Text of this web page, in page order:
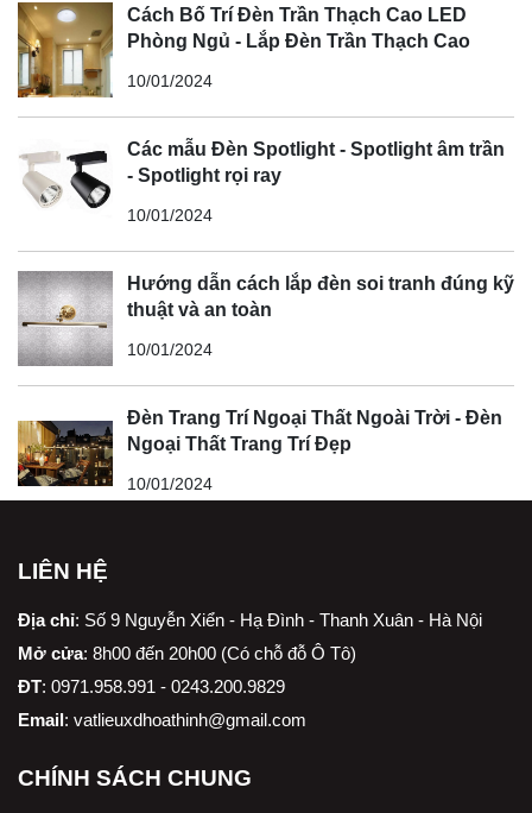
Cách Bố Trí Đèn Trần Thạch Cao LED
Phòng Ngủ - Lắp Đèn Trần Thạch Cao
10/01/2024
Các mẫu Đèn Spotlight - Spotlight âm trần
- Spotlight rọi ray
10/01/2024
Hướng dẫn cách lắp đèn soi tranh đúng kỹ
thuật và an toàn
10/01/2024
Đèn Trang Trí Ngoại Thất Ngoài Trời - Đèn
Ngoại Thất Trang Trí Đẹp
10/01/2024
LIÊN HỆ
Địa chỉ: Số 9 Nguyễn Xiển - Hạ Đình - Thanh Xuân - Hà Nội
Mở cửa: 8h00 đến 20h00 (Có chỗ đỗ Ô Tô)
ĐT: 0971.958.991 - 0243.200.9829
Email: vatlieuxdhoathinh@gmail.com
CHÍNH SÁCH CHUNG